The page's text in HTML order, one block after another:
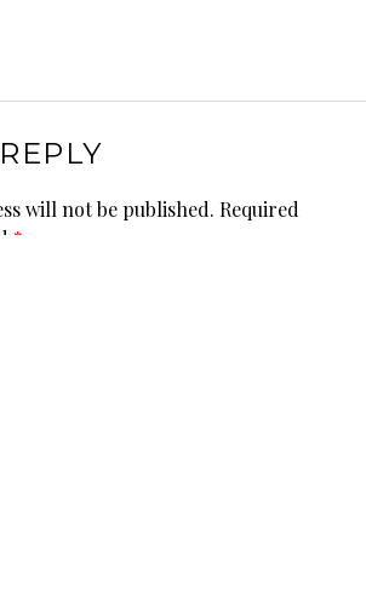
will not be published. Required
*